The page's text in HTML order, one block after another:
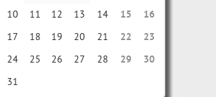
10
11 12 13 14 15
16
17
18 19 20 21 22
23
24
25 26 27 28 29
30
31